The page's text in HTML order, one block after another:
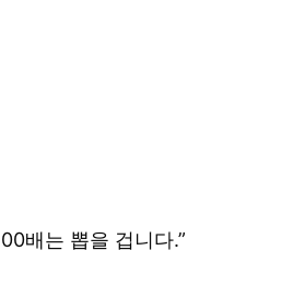
배는 뽑을 겁니다.”